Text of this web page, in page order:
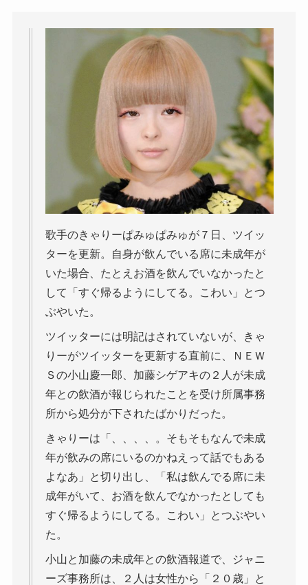
歌手のきゃりーぱみゅぱみゅが７日、ツイッ
ターを更新。自身が飲んでいる席に未成年が
いた場合、たとえお酒を飲んでいなかったと
して「すぐ帰るようにしてる。こわい」とつ
ぶやいた。
ツイッターには明記はされていないが、きゃ
りーがツイッターを更新する直前に、ＮＥＷ
Ｓの小山慶一郎、加藤シゲアキの２人が未成
年との飲酒が報じられたことを受け所属事務
所から処分が下されたばかりだった。
きゃりーは「、、、、。そもそもなんで未成
年が飲みの席にいるのかねえって話でもある
よなあ」と切り出し、「私は飲んでる席に未
成年がいて、お酒を飲んでなかったとしても
すぐ帰るようにしてる。こわい」とつぶやい
た。
小山と加藤の未成年との飲酒報道で、ジャニ
ーズ事務所は、２人は女性から「２０歳」と